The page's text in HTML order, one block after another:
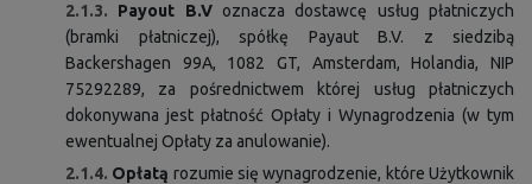
2.1.3.
Payout B.Voznacza dostawcę usług płatniczych
(bramki płatniczej), spółkę Payaut B.V. z siedzibą
Backershagen 99A, 1082 GT, Amsterdam, Holandia, NIP
75292289, za pośrednictwem której usług płatniczych
dokonywana jest płatność Opłaty i Wynagrodzenia (w tym
ewentualnej Opłaty za anulowanie).
2.1.4. Opłatą rozumie się wynagrodzenie, które Użytkownik